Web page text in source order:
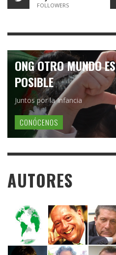
FOLLOWERS
ONG OTRO MUNDO ES
POSIBLE
Juntos por la Infancia
CONÓCENOS
AUTORES